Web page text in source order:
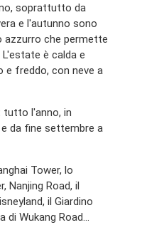
soprattutto da
e l'autunno sono
azzurro che permette
è calda e
e freddo, con neve a
tutto l'anno, in
da fine settembre a
Tower, lo
Nanjing Road, il
il Giardino
di Wukang Road...